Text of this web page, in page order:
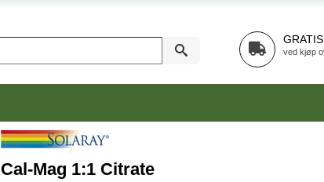
ved kjøp
Cal-Mag 1:1 Citrate